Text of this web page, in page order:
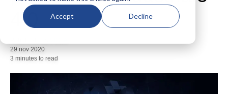
Accept Decline
4.0
29 nov 2020
3 minutes to read